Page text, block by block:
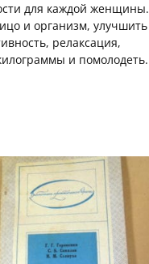
для каждой женщины.
и организм, улучшить
релаксация,
и помолодеть.